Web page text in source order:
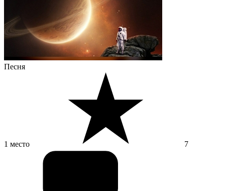
Песня
1 место 7